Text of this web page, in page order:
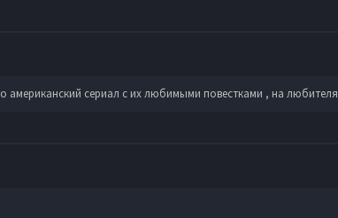
американский сериал с их любимыми повестками , на любителя